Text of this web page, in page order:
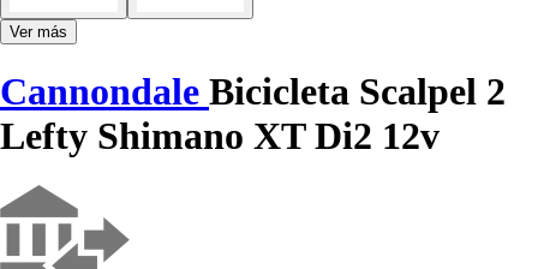
Ver más
Cannondale Bicicleta Scalpel 2
Lefty Shimano XT Di2 12v